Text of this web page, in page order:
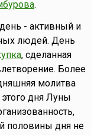
.
- активный и
людей. День
, сделанная
Более
молитва
дня Луны
половины дня не